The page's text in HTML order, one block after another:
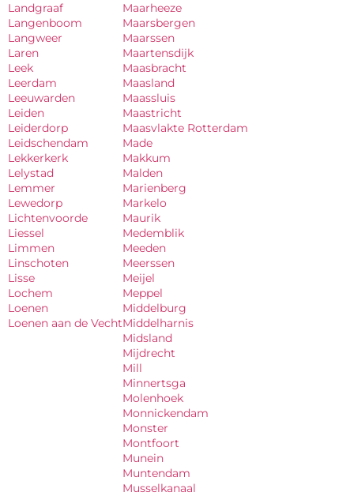
Landgraaf
Langenboom
Langweer
Laren
Leek
Leerdam
Leeuwarden
Leiden
Leiderdorp
Leidschendam
Lekkerkerk
Lelystad
Lemmer
Lewedorp
Lichtenvoorde
Liessel
Limmen
Linschoten
Lisse
Lochem
Loenen
Loenen aan de Vecht
Maarheeze
Maarsbergen
Maarssen
Maartensdijk
Maasbracht
Maasland
Maassluis
Maastricht
Maasvlakte Rotterdam
Made
Makkum
Malden
Marienberg
Markelo
Maurik
Medemblik
Meeden
Meerssen
Meijel
Meppel
Middelburg
Middelharnis
Midsland
Mijdrecht
Mill
Minnertsga
Molenhoek
Monnickendam
Monster
Montfoort
Munein
Muntendam
Musselkanaal